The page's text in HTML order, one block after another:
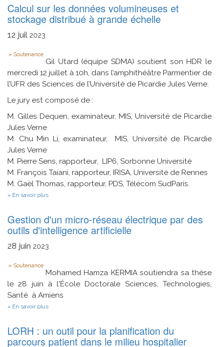
mouvements
par
des
Calcul sur les données volumineuses et
stockage distribué à grande échelle
12 juil 2023
Type
Soutenance
Gil Utard (équipe SDMA) soutient son HDR le
mercredi 12 juillet à 10h, dans l’amphithéâtre Parmentier de
l’UFR des Sciences de l’Université de Picardie Jules Verne.
Le jury est composé de :
M. Gilles Dequen, examinateur, MIS, Université de Picardie
Jules Verne
M. Chu Min Li, examinateur, MIS, Université de Picardie
Jules Verne
M. Pierre Sens, rapporteur, LIP6, Sorbonne Université
M. François Taiani, rapporteur, IRISA, Université de Rennes
M. Gaël Thomas, rapporteur, PDS, Télécom SudParis.
En savoir plus
les
données
volumineuses
grande
échelle
Gestion d'un micro-réseau électrique par des
outils d'intelligence artificielle
28 juin 2023
Type
Soutenance
Mohamed Hamza KERMIA soutiendra sa thèse
le 28 juin à l'École Doctorale Sciences, Technologies,
Santé à Amiens
En savoir plus
micro-
réseau
électrique
LORH : un outil pour la planification du
parcours patient dans le milieu hospitalier